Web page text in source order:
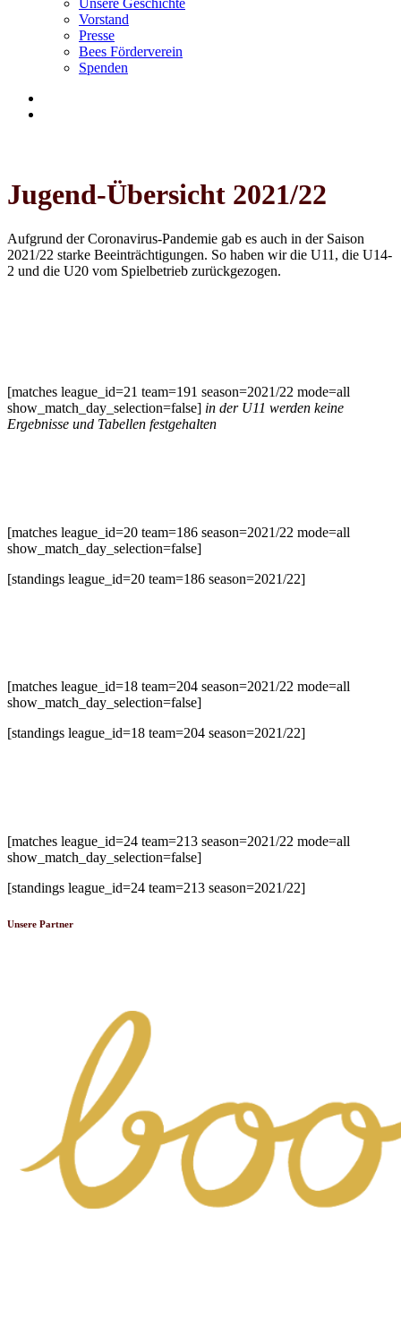
Unsere Geschichte
Vorstand
Presse
Bees Förderverein
Spenden
Jugend-Übersicht 2021/22
Aufgrund der Coronavirus-Pandemie gab es auch in der Saison
2021/22 starke Beeinträchtigungen. So haben wir die U11, die U14-
2 und die U20 vom Spielbetrieb zurückgezogen.
[matches league_id=21 team=191 season=2021/22 mode=all
show_match_day_selection=false] in der U11 werden keine
Ergebnisse und Tabellen festgehalten
[matches league_id=20 team=186 season=2021/22 mode=all
show_match_day_selection=false]
[standings league_id=20 team=186 season=2021/22]
[matches league_id=18 team=204 season=2021/22 mode=all
show_match_day_selection=false]
[standings league_id=18 team=204 season=2021/22]
[matches league_id=24 team=213 season=2021/22 mode=all
show_match_day_selection=false]
[standings league_id=24 team=213 season=2021/22]
Unsere Partner